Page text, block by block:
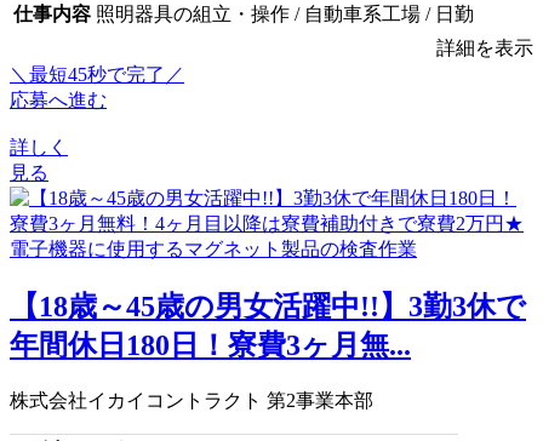
仕事内容 照明器具の組立・操作 / 自動車系工場 / 日勤
詳細を表示
＼最短45秒で完了／
応募へ進む
詳しく
見る
【18歳～45歳の男女活躍中!!】3勤3休で
年間休日180日！寮費3ヶ月無...
株式会社イカイコントラクト 第2事業本部